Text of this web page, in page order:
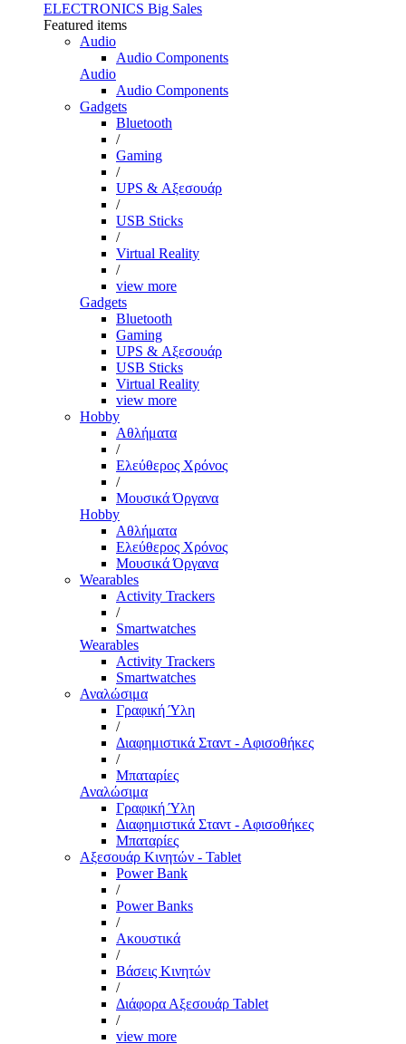
ELECTRONICS Big Sales
Featured items
Audio
Audio Components
Audio
Audio Components
Gadgets
Bluetooth
/
Gaming
/
UPS & Αξεσουάρ
/
USB Sticks
/
Virtual Reality
/
view more
Gadgets
Bluetooth
Gaming
UPS & Αξεσουάρ
USB Sticks
Virtual Reality
view more
Hobby
Αθλήματα
/
Ελεύθερος Χρόνος
/
Μουσικά Όργανα
Hobby
Αθλήματα
Ελεύθερος Χρόνος
Μουσικά Όργανα
Wearables
Activity Trackers
/
Smartwatches
Wearables
Activity Trackers
Smartwatches
Αναλώσιμα
Γραφική Ύλη
/
Διαφημιστικά Σταντ - Αφισοθήκες
/
Μπαταρίες
Αναλώσιμα
Γραφική Ύλη
Διαφημιστικά Σταντ - Αφισοθήκες
Μπαταρίες
Αξεσουάρ Κινητών - Tablet
Power Bank
/
Power Banks
/
Ακουστικά
/
Βάσεις Κινητών
/
Διάφορα Αξεσουάρ Tablet
/
view more